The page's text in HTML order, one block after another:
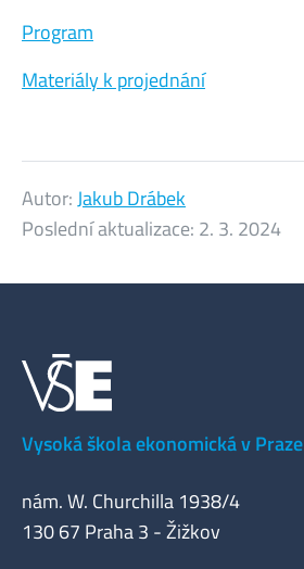
Program
Materiály k projednání
Autor:Jakub Drábek
Poslední aktualizace: 2. 3. 2024
Vysoká škola ekonomická v Praze
nám. W. Churchilla 1938/4
130 67 Praha 3 - Žižkov